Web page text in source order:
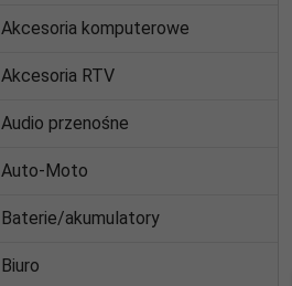
Akcesoria komputerowe
Akcesoria RTV
Audio przenośne
Auto-Moto
Baterie/akumulatory
Biuro